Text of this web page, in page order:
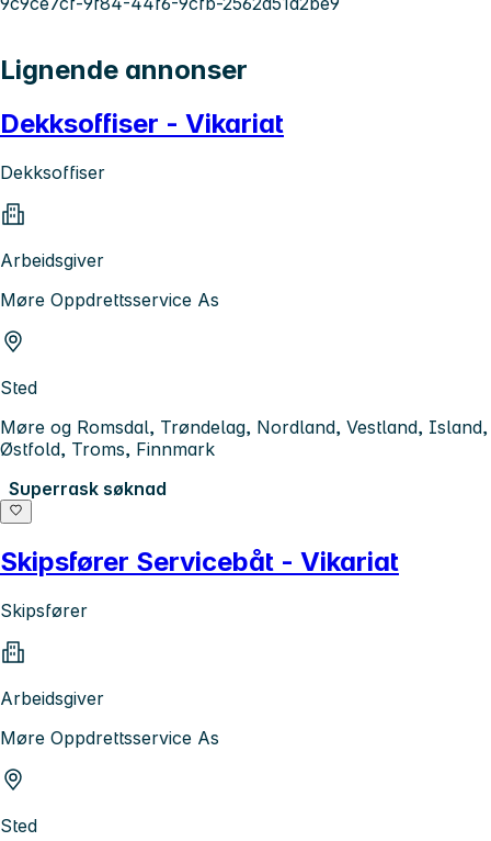
Lignende annonser
Dekksoffiser - Vikariat
Dekksoffiser
Arbeidsgiver
Møre Oppdrettsservice As
Sted
Møre og Romsdal, Trøndelag, Nordland, Vestland, Island,
Østfold, Troms, Finnmark
Superrask søknad
Skipsfører Servicebåt - Vikariat
Skipsfører
Arbeidsgiver
Møre Oppdrettsservice As
Sted